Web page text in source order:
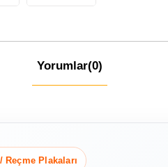
Yorumlar(0)
Reçme Plakaları